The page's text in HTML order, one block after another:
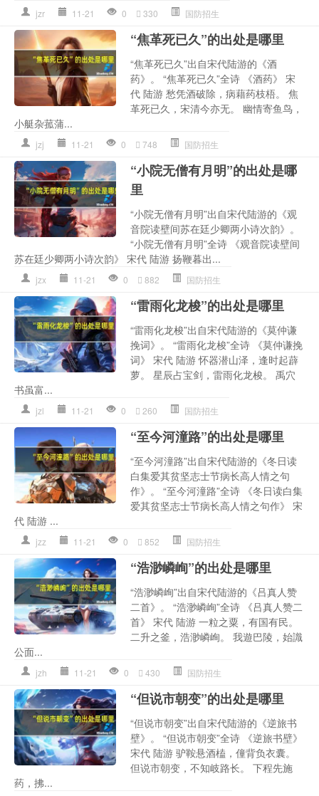
jzr 11-21 0 330 国防招生
“焦革死已久”的出处是哪里
“焦革死已久”出自宋代陆游的《酒
药》。 “焦革死已久”全诗 《酒药》 宋
代 陆游 愁凭酒破除，病藉药枝梧。 焦
革死已久，宋清今亦无。 幽情寄鱼鸟，
小艇杂菰蒲...
jzj 11-21 0 748 国防招生
“小院无僧有月明”的出处是哪
里
“小院无僧有月明”出自宋代陆游的《观
音院读壁间苏在廷少卿两小诗次韵》。
“小院无僧有月明”全诗 《观音院读壁间
苏在廷少卿两小诗次韵》 宋代 陆游 扬鞭暮出...
jzx 11-21 0 882 国防招生
“雷雨化龙梭”的出处是哪里
“雷雨化龙梭”出自宋代陆游的《莫仲谦
挽词》。 “雷雨化龙梭”全诗 《莫仲谦挽
词》 宋代 陆游 怀器潜山泽，逢时起薜
萝。 星辰占宝剑，雷雨化龙梭。 禹穴
书虽富...
jzl 11-21 0 260 国防招生
“至今河潼路”的出处是哪里
“至今河潼路”出自宋代陆游的《冬日读
白集爱其贫坚志士节病长高人情之句
作》。 “至今河潼路”全诗 《冬日读白集
爱其贫坚志士节病长高人情之句作》 宋
代 陆游 ...
jzz 11-21 0 852 国防招生
“浩渺嶙峋”的出处是哪里
“浩渺嶙峋”出自宋代陆游的《吕真人赞
二首》。 “浩渺嶙峋”全诗 《吕真人赞二
首》 宋代 陆游 一粒之粟，有国有民。
二升之釜，浩渺嶙峋。 我遊巴陵，始識
公面...
jzh 11-21 0 430 国防招生
“但说市朝变”的出处是哪里
“但说市朝变”出自宋代陆游的《逆旅书
壁》。 “但说市朝变”全诗 《逆旅书壁》
宋代 陆游 驴鞍悬酒榼，僮背负衣囊。
但说市朝变，不知岐路长。 下程先施
药，拂...